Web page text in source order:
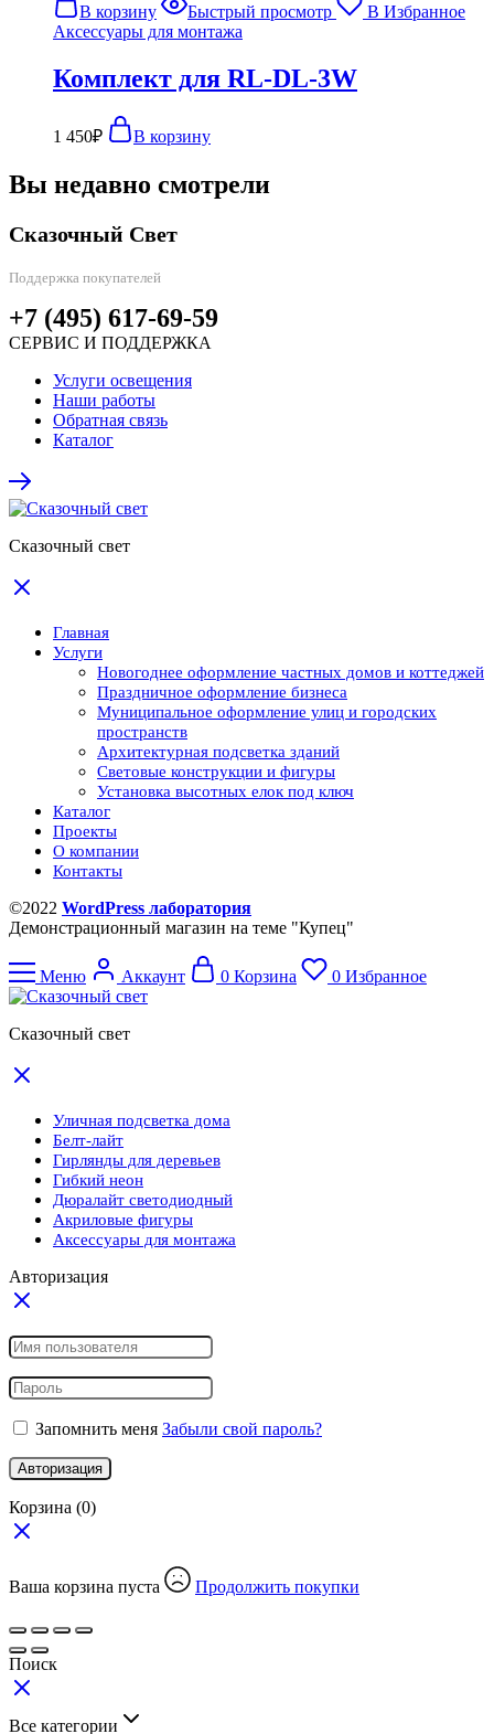
В корзину Быстрый просмотр
В Избранное
Аксессуары для монтажа
Комплект для RL-DL-3W
1 450₽ В корзину
Вы недавно смотрели
Сказочный Свет
Поддержка покупателей
+7 (495) 617-69-59
СЕРВИС И ПОДДЕРЖКА
Услуги освещения
Наши работы
Обратная связь
Каталог
Сказочный свет
Главная
Услуги
Новогоднее оформление частных домов и коттеджей
Праздничное оформление бизнеса
Муниципальное оформление улиц и городских
пространств
Архитектурная подсветка зданий
Световые конструкции и фигуры
Установка высотных елок под ключ
Каталог
Проекты
О компании
Контакты
©2022 WordPress лаборатория
Демонстрационный магазин на теме "Купец"
Меню Аккаунт 0 Корзина 0 Избранное
Сказочный свет
Уличная подсветка дома
Белт-лайт
Гирлянды для деревьев
Гибкий неон
Дюралайт светодиодный
Акриловые фигуры
Аксессуары для монтажа
Авторизация
Запомнить меня Забыли свой пароль?
Авторизация
Корзина (0)
Ваша корзина пуста Продолжить покупки
Поиск
Все категории